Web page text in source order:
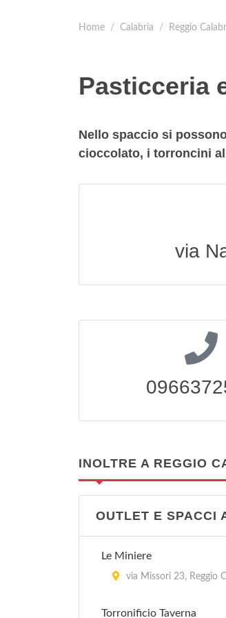
Home Calabria Reggio
Pasticceria
Nello spaccio si
cioccolato, i torroncini
via
INOLTRE A REGGIO
OUTLET E SPACCI
Le Miniere
via Missori 23, Reggio
Torronificio Taverna